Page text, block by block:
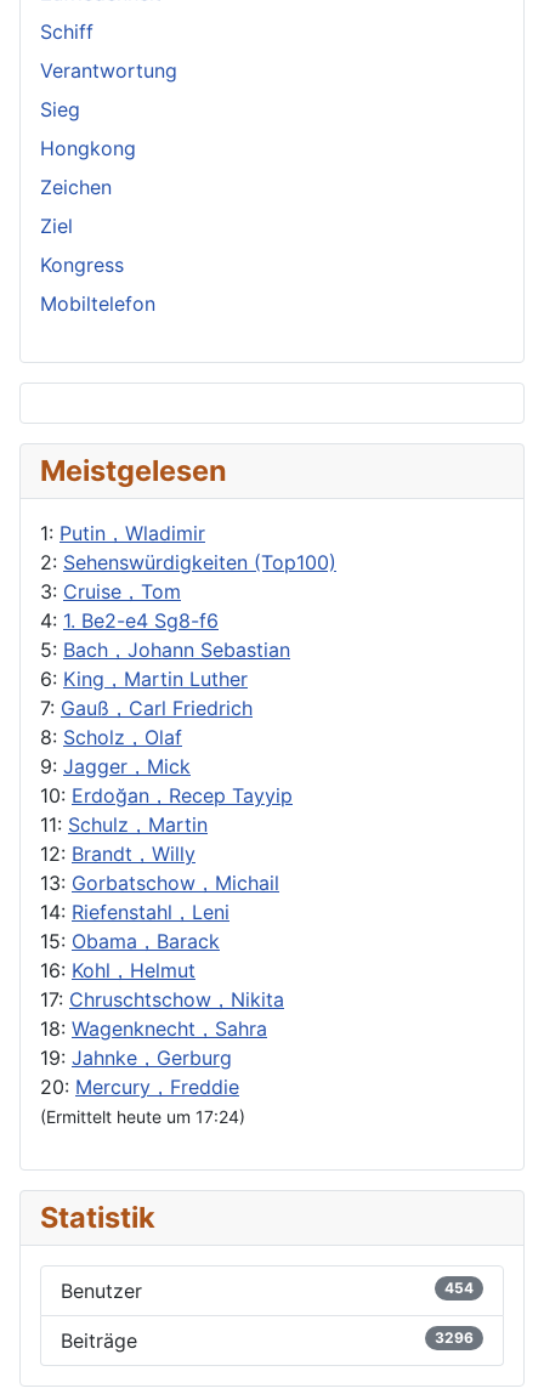
Schiff
Verantwortung
Sieg
Hongkong
Zeichen
Ziel
Kongress
Mobiltelefon
Meistgelesen
1: Putin，Wladimir
2: Sehenswürdigkeiten (Top100)
3: Cruise，Tom
4: 1. Be2-e4 Sg8-f6
5: Bach，Johann Sebastian
6: King，Martin Luther
7: Gauß，Carl Friedrich
8: Scholz，Olaf
9: Jagger，Mick
10: Erdoğan，Recep Tayyip
11: Schulz，Martin
12: Brandt，Willy
13: Gorbatschow，Michail
14: Riefenstahl，Leni
15: Obama，Barack
16: Kohl，Helmut
17: Chruschtschow，Nikita
18: Wagenknecht，Sahra
19: Jahnke，Gerburg
20: Mercury，Freddie
(Ermittelt heute um 17:24)
Statistik
Benutzer 454
Beiträge 3296